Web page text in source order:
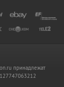
принадлежат